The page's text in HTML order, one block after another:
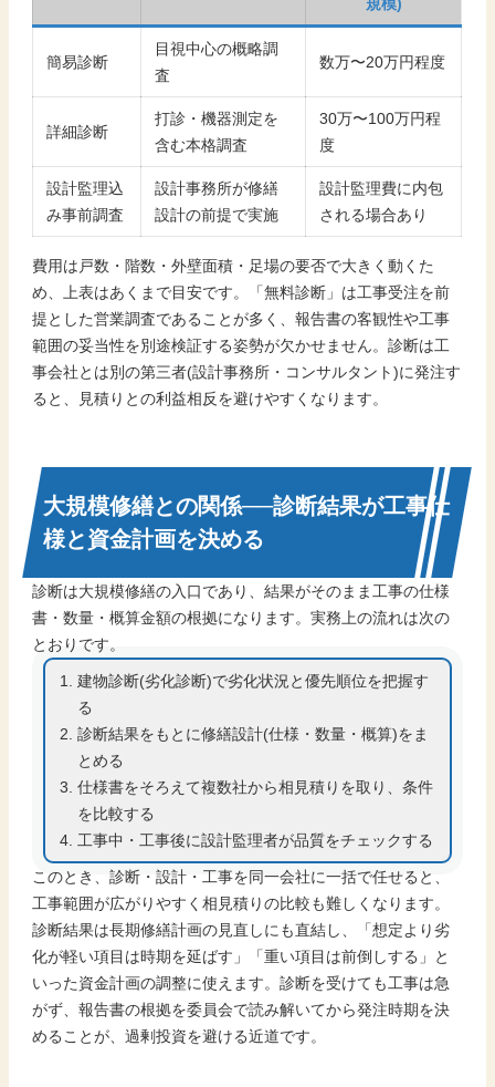
簡易診断
目視中心の概略調
査
数万〜20万円程度
詳細診断
打診・機器測定を
含む本格調査
30万〜100万円程
度
設計監理込
み事前調査
設計事務所が修繕
設計の前提で実施
設計監理費に内包
される場合あり
費用は戸数・階数・外壁面積・足場の要否で大きく動くた
め、上表はあくまで目安です。「無料診断」は工事受注を前
提とした営業調査であることが多く、報告書の客観性や工事
範囲の妥当性を別途検証する姿勢が欠かせません。診断は工
事会社とは別の第三者(設計事務所・コンサルタント)に発注す
ると、見積りとの利益相反を避けやすくなります。
大規模修繕との関係──診断結果が工事仕
様と資金計画を決める
診断は大規模修繕の入口であり、結果がそのまま工事の仕様
書・数量・概算金額の根拠になります。実務上の流れは次の
とおりです。
建物診断(劣化診断)で劣化状況と優先順位を把握す
る
診断結果をもとに修繕設計(仕様・数量・概算)をま
とめる
仕様書をそろえて複数社から相見積りを取り、条件
を比較する
工事中・工事後に設計監理者が品質をチェックする
このとき、診断・設計・工事を同一会社に一括で任せると、
工事範囲が広がりやすく相見積りの比較も難しくなります。
診断結果は長期修繕計画の見直しにも直結し、「想定より劣
化が軽い項目は時期を延ばす」「重い項目は前倒しする」と
いった資金計画の調整に使えます。診断を受けても工事は急
がず、報告書の根拠を委員会で読み解いてから発注時期を決
めることが、過剰投資を避ける近道です。